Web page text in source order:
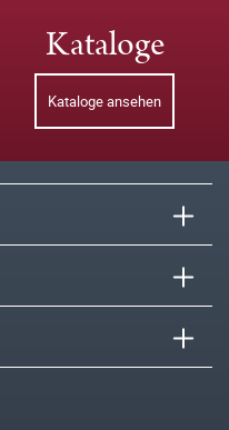
Kataloge
Kataloge ansehen